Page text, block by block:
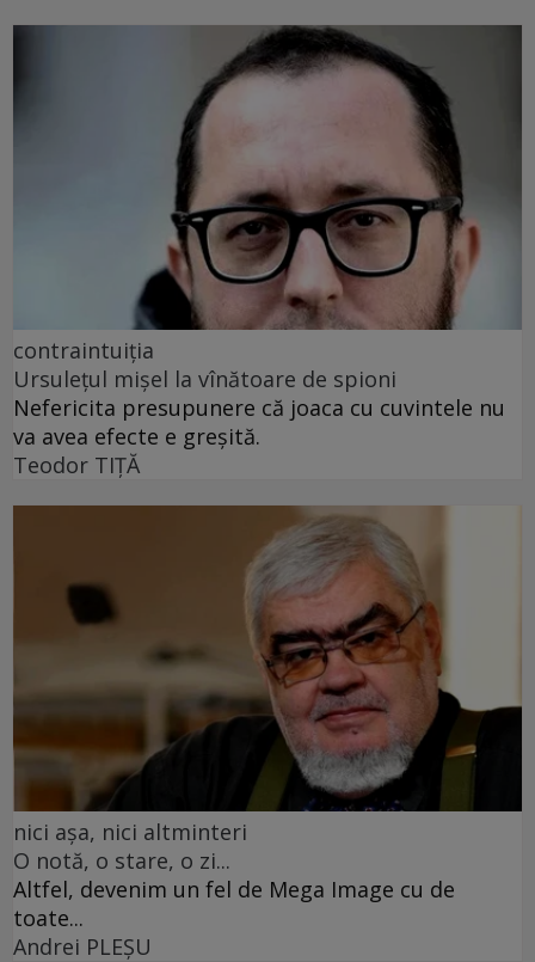
contraintuiția
Ursulețul mișel la vînătoare de spioni
Nefericita presupunere că joaca cu cuvintele nu
va avea efecte e greșită.
Teodor TIŢĂ
nici așa, nici altminteri
O notă, o stare, o zi...
Altfel, devenim un fel de Mega Image cu de
toate...
Andrei PLEŞU